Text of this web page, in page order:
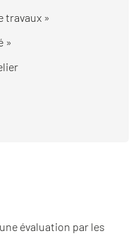
travaux »
»
évaluation par les